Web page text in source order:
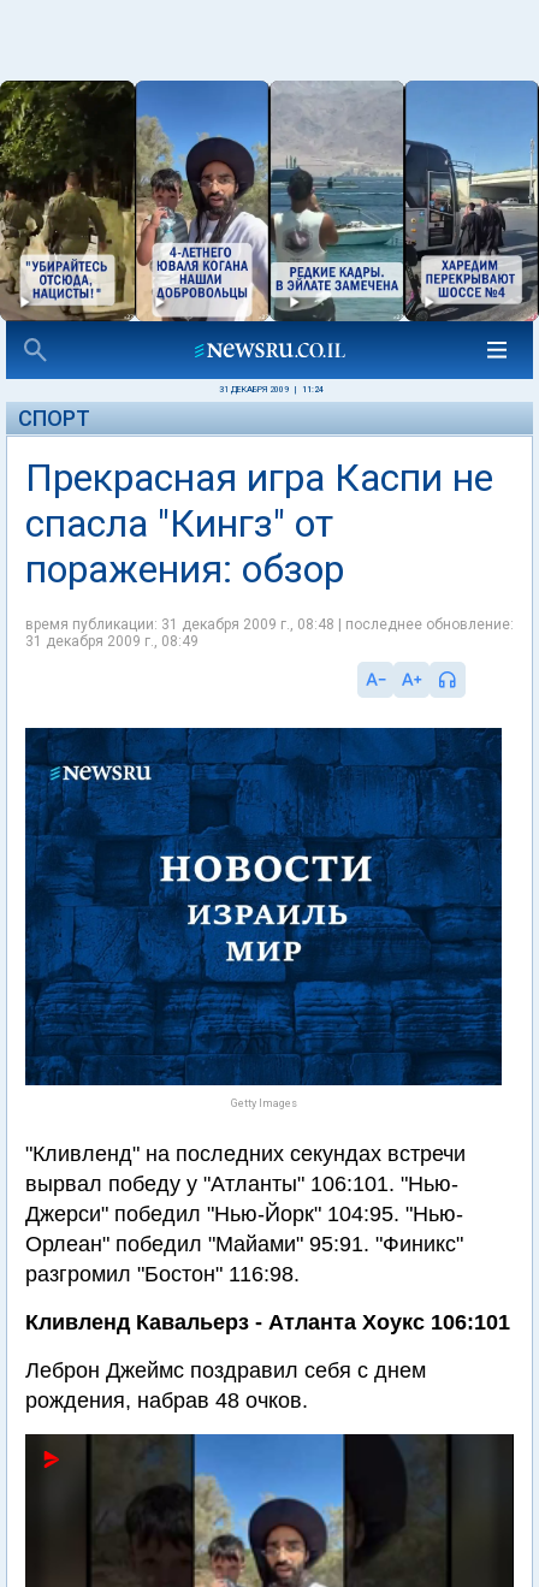
31 ДЕКАБРЯ 2009 11:24
СПОРТ
Прекрасная игра Каспи не
спасла "Кингз" от
поражения: обзор
время публикации: 31 декабря 2009 г., 08:48 | последнее обновление:
31 декабря 2009 г., 08:49
Getty Images
"Кливленд" на последних секундах встречи
вырвал победу у "Атланты" 106:101. "Нью-
Джерси" победил "Нью-Йорк" 104:95. "Нью-
Орлеан" победил "Майами" 95:91. "Финикс"
разгромил "Бостон" 116:98.
Кливленд Кавальерз - Атланта Хоукс 106:101
Леброн Джеймс поздравил себя с днем
рождения, набрав 48 очков.